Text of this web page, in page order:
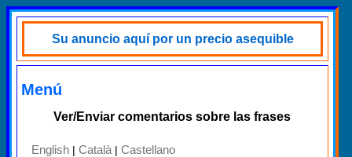
Su anuncio aquí por un precio asequible
Menú
Ver/Enviar comentarios sobre las frases
English | Català | Castellano